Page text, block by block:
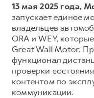
от 2 899 000 ₽
Страхование
Кредит
Для малого бизнеса
Корпоративным
GWM Безопасность
Гарантия HAVAL
Мобильное
Программа «HAVAL
13 мая 2025 года,
запускает единое
владельцев
ORA и WEY,
Great Wall Motor.
функционал
проверки
контентом по
коммуникации.